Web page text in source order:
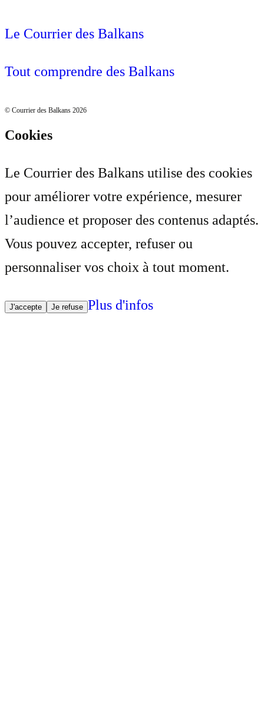
Le Courrier des Balkans
Tout comprendre des Balkans
© Courrier des Balkans 2026
Cookies
Le Courrier des Balkans utilise des cookies
pour améliorer votre expérience, mesurer
l’audience et proposer des contenus adaptés.
Vous pouvez accepter, refuser ou
personnaliser vos choix à tout moment.
J'accepte Je refuse Plus d'infos